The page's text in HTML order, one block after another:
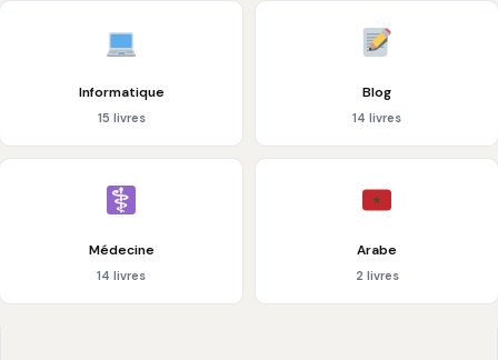
Informatique
15 livres
Blog
14 livres
Médecine
14 livres
Arabe
2 livres